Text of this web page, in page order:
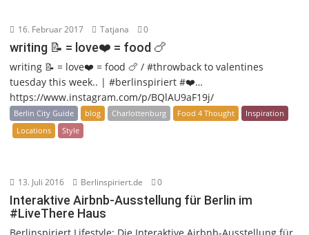
16. Februar 2017 Tatjana 0
writing 📝 = love❤️ = food 🍗
writing 📝 = love❤️ = food 🍗 / #throwback to valentines
tuesday this week.. | #berlinspiriert #❤️…
https://www.instagram.com/p/BQlAU9aF19j/
Berlin City Guide blog Charlottenburg Food 4 Thought
Inspiration
Locations
Style
13. Juli 2016 Berlinspiriert.de 0
Interaktive Airbnb-Ausstellung für Berlin im
#LiveThere Haus